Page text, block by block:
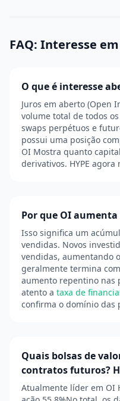
FAQ: Interesse
O que é interesse
Juros em aberto (Open
volume total de todos
swaps perpétuos e
possui uma posição
OI Mostra quanto
derivativos. HYPE agora
Por que OI aumenta
Isso significa um
vendidas. Novos
vendidas, aumentando
geralmente termina
aumento repentino nas
atento a taxa de
confirma o domínio das
Quais bolsas de
contratos futuros?
Atualmente líder em OI